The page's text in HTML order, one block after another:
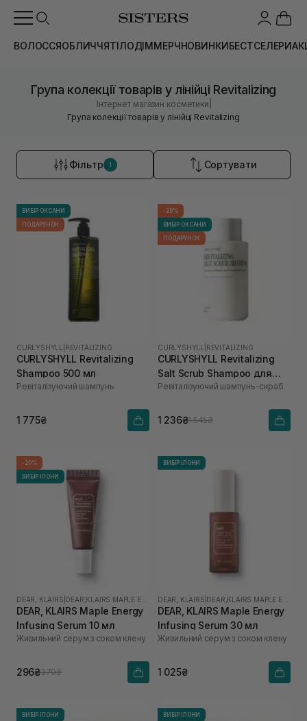
ВОЛОССЯОБЛИЧЧЯТІЛОДІММЕРЧНОВИНКИБЕСТСЕЛЕРИ
Група колекції товарів у лінійці Revitalizing
Інтернет магазин косметики
Група колекції товарів у лінійці Revitalizing
Фільтр 1 Сортувати
ВИБІР ОКСАНИ
ПОДАРУНОК
CURLYSHYLL REVITALIZING
CURLYSHYLL Revitalizing
Shampoo 500 мл
Ревіталізуючий шампунь
1 775₴
-20%
ВИБІР ОКСАНИ
ПОДАРУНОК
CURLYSHYLL REVITALIZING
CURLYSHYLL Revitalizing
Salt Scrub Shampoo для
ослабленої шкіри голови
Ревіталізуючий шампунь-скраб
1 236₴1 545₴
-20%
ВИБІР ІЛОНИ
DEAR, KLAIRS
DEAR, KLAIRS Maple Energy
Infusing Serum 10 мл
Живильний серум з соком клену
296₴370₴
ВИБІР ІЛОНИ
DEAR, KLAIRS
DEAR, KLAIRS Maple Energy
Infusing Serum 30 мл
Живильний серум з соком клену
1 025₴
ВИБІР ІЛОНИ ВИБІР ІЛОНИ